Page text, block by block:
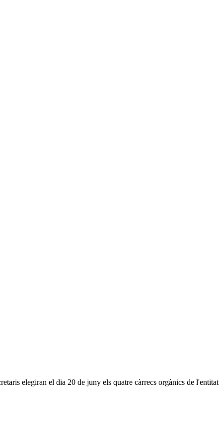
elegiran el dia 20 de juny els quatre càrrecs orgànics de l'entitat